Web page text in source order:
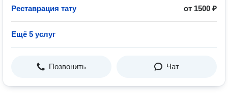
Реставрация тату от 1500 ₽
Ещё 5 услуг
Позвонить Чат